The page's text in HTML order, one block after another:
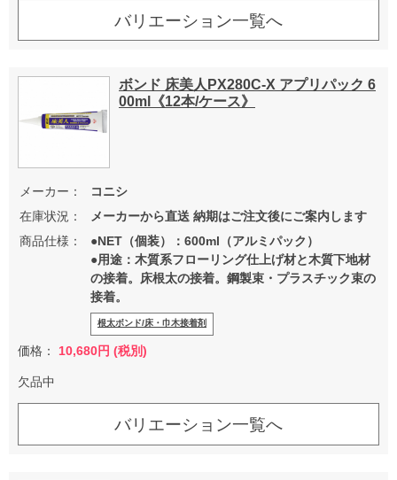
バリエーション一覧へ
ボンド 床美人PX280C-X アプリパック 6
00ml《12本/ケース》
メーカー：
コニシ
在庫状況：
メーカーから直送 納期はご注文後にご案内します
商品仕様：
●NET（個装）：600ml（アルミパック）
●用途：木質系フローリング仕上げ材と木質下地材
の接着。床根太の接着。鋼製束・プラスチック束の
接着。
根太ボンド/床・巾木接着剤
価格： 10,680円 (税別)
欠品中
バリエーション一覧へ